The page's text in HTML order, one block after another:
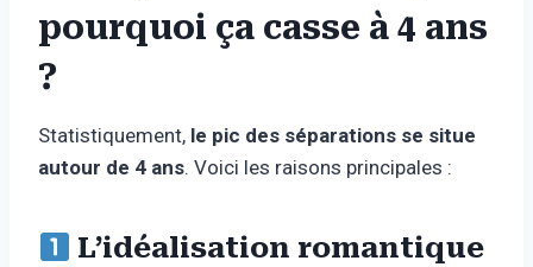
pourquoi ça casse à 4 ans
?
Statistiquement, le pic des séparations se situe
autour de 4 ans. Voici les raisons principales :
L’idéalisation romantique